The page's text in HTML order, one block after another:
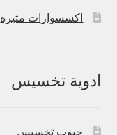
اكسسوارات مثيره
ادوية تخسيس
حبوب تخسيس